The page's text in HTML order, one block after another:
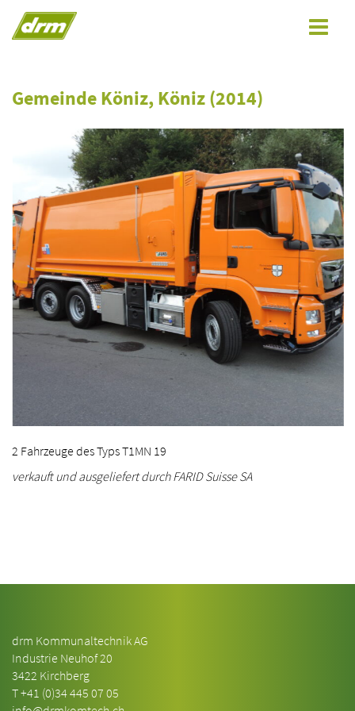
Toggle
Gemeinde Köniz, Köniz (2014)
2 Fahrzeuge des Typs T1MN 19
verkauft und ausgeliefert durch FARID Suisse SA
drm Kommunaltechnik AG
Industrie Neuhof 20
3422 Kirchberg
T+41 (0)34 445 07 05